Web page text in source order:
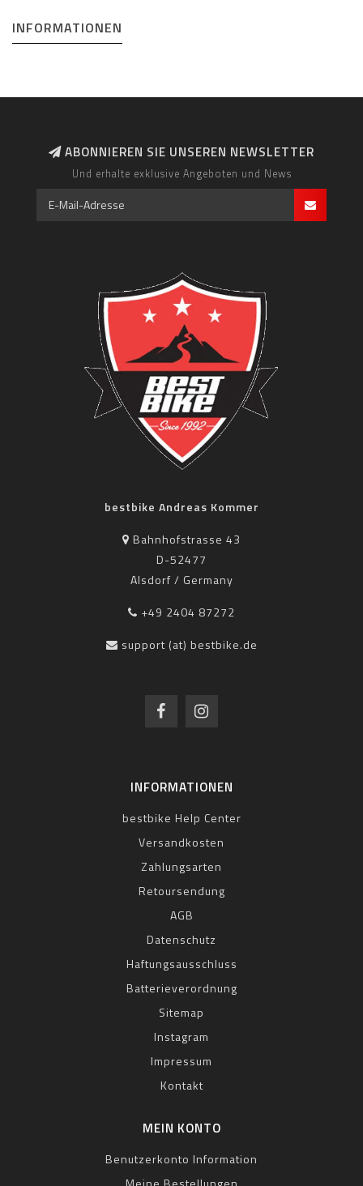
INFORMATIONEN
ABONNIEREN SIE UNSEREN NEWSLETTER
Und erhalte exklusive Angeboten und News
bestbike Andreas Kommer
Bahnhofstrasse 43
D-52477
Alsdorf / Germany
+49 2404 87272
support (at) bestbike.de
INFORMATIONEN
bestbike Help Center
Versandkosten
Zahlungsarten
Retoursendung
AGB
Datenschutz
Haftungsausschluss
Batterieverordnung
Sitemap
Instagram
Impressum
Kontakt
MEIN KONTO
Benutzerkonto Information